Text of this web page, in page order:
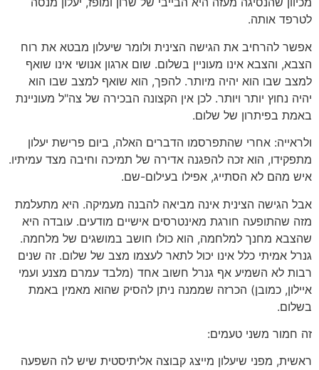
לטרפד אותה.
אפשר להרחיב את הגישה הצינית ולומר שיעלון מבטא את רוח
הצבא, והצבא אינו מעוניין בשלום. שום ארגון אנושי אינו שואף
למצב שבו הוא יהיה מיותר. להפך, הוא שואף למצב שבו הוא
יהיה נחוץ יותר ויותר. לכן אין הקצונה הבכירה של צה"ל מעוניינת
באמת בפיתרון של שלום.
ולראייה: אחרי שהתפרסמו הדברים האלה, ביום פרישת יעלון
מתפקידו, הוא זכה להפגנה אדירה של תמיכה וחיבה מצד עמיתיו.
איש מהם לא הסתייג, אפילו בעילום-שם.
אבל הגישה הצינית אינה מביאה להבנה מעמיקה. היא מתעלמת
מזה שהתופעה חורגת מאינטרסים אישיים מודעים. עובדה היא
שהצבא מחנך למלחמה, הוא כולו חושב במושגים של מלחמה.
גנרל אמיתי כלל אינו יכול לתאר לעצמו מצב של שלום. זה שנים
רבות לא השמיע אף גנרל חשוב אחד (מלבד עמרם מצנע ועמי
איילון, כמובן) הכרזה שממנה ניתן להסיק שהוא מאמין באמת
בשלום.
זה חמור משני טעמים:
ראשית, מפני שיעלון מייצג קבוצה אליתיסטית שיש לה השפעה